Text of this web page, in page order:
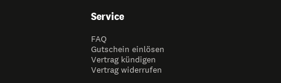
Service
FAQ
Gutschein einlösen
Vertrag kündigen
Vertrag widerrufen